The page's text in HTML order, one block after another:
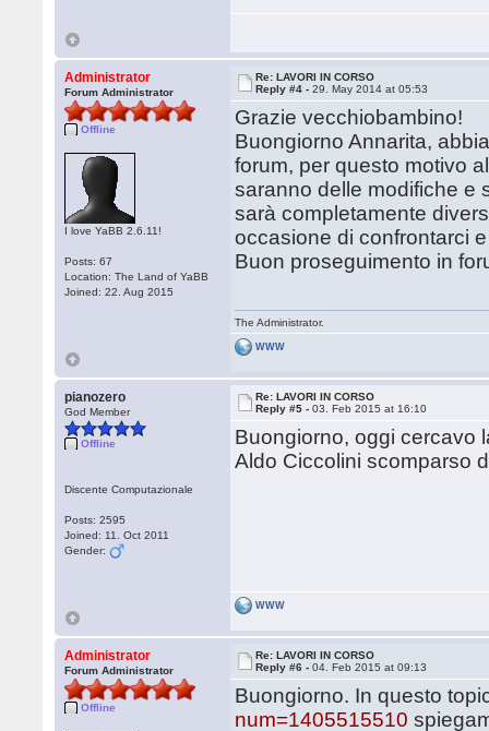
Administrator
Forum Administrator
Offline
I love YaBB 2.6.11!
Posts: 67
Location: The Land of YaBB
Joined: 22. Aug 2015
Re: LAVORI IN CORSO
Reply #4 -29. May 2014 at 05:53
Grazie vecchiobambino!
Buongiorno Annarita,
forum, per questo motivo
saranno delle modifiche e
sarà completamente
occasione di confrontarci
Buon proseguimento in
The Administrator.
WWW
pianozero
God Member
Offline
Discente Computazionale
Posts: 2595
Joined: 11. Oct 2011
Gender:
Re: LAVORI IN CORSO
Reply #5 -03. Feb 2015 at 16:10
Buongiorno, oggi cercavo
Aldo Ciccolini scomparso
WWW
Administrator
Forum Administrator
Offline
Re: LAVORI IN CORSO
Reply #6 -04. Feb 2015 at 09:13
Buongiorno. In questo
num=1405515510